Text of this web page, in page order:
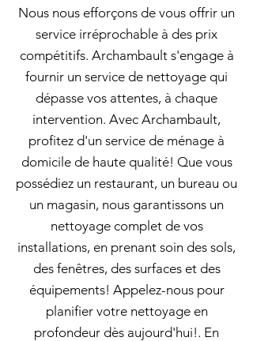
Nous nous efforçons de vous offrir un
service irréprochable à des prix
compétitifs. Archambault s'engage à
fournir un service de nettoyage qui
dépasse vos attentes, à chaque
intervention. Avec Archambault,
profitez d'un service de ménage à
domicile de haute qualité! Que vous
possédiez un restaurant, un bureau ou
un magasin, nous garantissons un
nettoyage complet de vos
installations, en prenant soin des sols,
des fenêtres, des surfaces et des
équipements! Appelez-nous pour
planifier votre nettoyage en
profondeur dès aujourd'hui!. En